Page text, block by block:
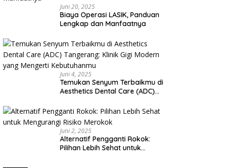
Juni 20, 2025
Biaya Operasi LASIK, Panduan
Lengkap dan Manfaatnya
Juni 4, 2025
Temukan Senyum Terbaikmu di
Aesthetics Dental Care (ADC)
yang Mengerti Kebutuhanmu
Juni 2, 2025
Alternatif Pengganti Rokok:
Pilihan Lebih Sehat untuk